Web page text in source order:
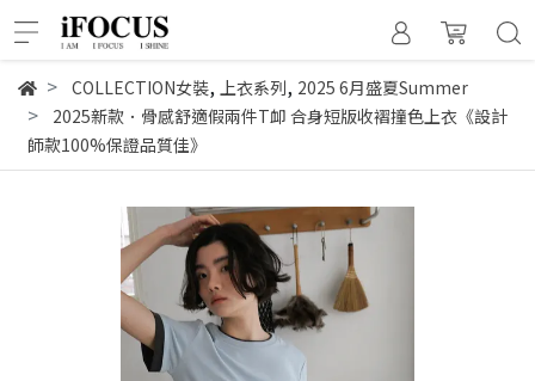
COLLECTION女裝, 上衣系列, 2025 6月盛夏Summer
2025新款．骨感舒適假兩件T卹 合身短版收褶撞色上衣《設計
師款100%保證品質佳》